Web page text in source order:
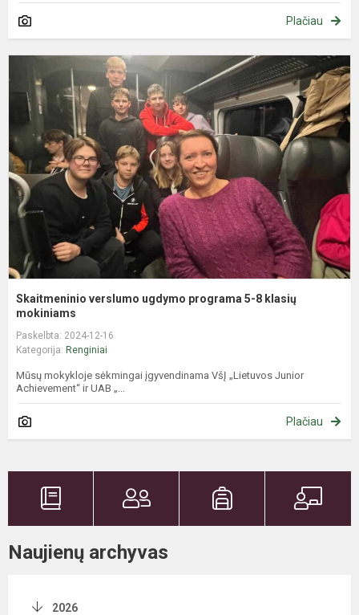
Plačiau
Skaitmeninio verslumo ugdymo programa 5-8 klasių
mokiniams
Paskelbta: 2024-12-16
Kategorija: Renginiai
Mūsų mokykloje sėkmingai įgyvendinama VšĮ „Lietuvos Junior
Achievement“ ir UAB „...
Plačiau
Naujienų archyvas
2026